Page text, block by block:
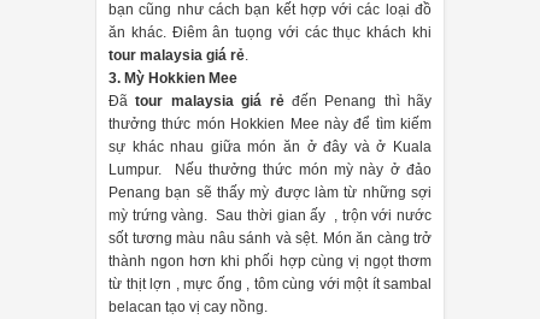
bạn cũng như cách bạn kết hợp với các loại đồ
ăn khác. Điêm ân tuọng với các thục khách khi
tour malaysia giá rẻ.
3. Mỳ Hokkien Mee
Đãtour malaysia giá rẻđến Penang thì hãy
thưởng thức món Hokkien Mee này để tìm kiếm
sự khác nhau giữa món ăn ở đây và ở Kuala
Lumpur. Nếu thưởng thức món mỳ này ở đảo
Penang bạn sẽ thấy mỳ được làm từ những sợi
mỳ trứng vàng. Sau thời gian ấy , trộn với nước
sốt tương màu nâu sánh và sệt. Món ăn càng trở
thành ngon hơn khi phối hợp cùng vị ngọt thơm
từ thịt lợn , mực ống , tôm cùng với một ít sambal
belacan tạo vị cay nồng.